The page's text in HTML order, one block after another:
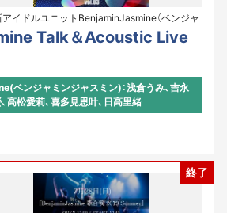
イドルユニットBenjaminJasmine（ベンジャ
アコースティックライブ早くも３回目！
Talk＆Acoustic Live
ベンジャミンジャスミン)：浅倉うみ、吉永
高松愛莉、喜多見思叶、日高里緒
終了